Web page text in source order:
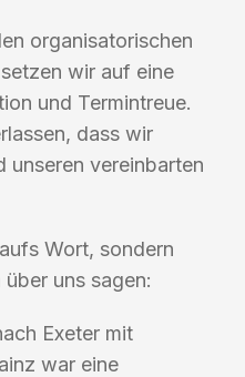
organisatorischen
wir auf eine
und Termintreue.
dass wir
unseren vereinbarten
Wort, sondern
uns sagen:
Exeter mit
war eine